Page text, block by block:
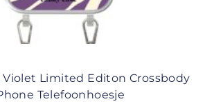
Violet Limited Editon Crossbody
Telefoonhoesje